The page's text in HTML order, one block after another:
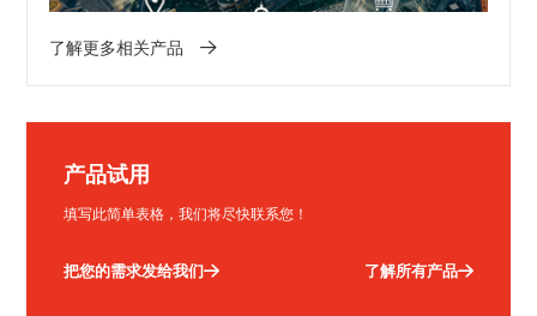
了解更多相关产品
产品试用
填写此简单表格，我们将尽快联系您！
把您的需求发给我们 了解所有产品